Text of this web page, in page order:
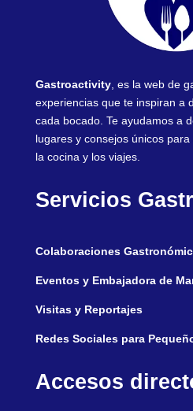
Gastroactivity, es la web de
experiencias que te inspiran a
cada bocado. Te ayudamos a
lugares y consejos únicos
la cocina y los viajes.
Servicios
Colaboraciones
Eventos y Embajadora de
Visitas y Reportajes
Redes Sociales para
Accesos